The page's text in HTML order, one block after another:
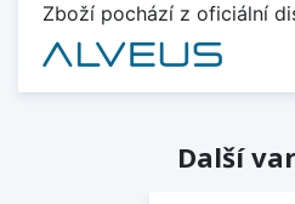
Zboží pochází z oficiální
Další